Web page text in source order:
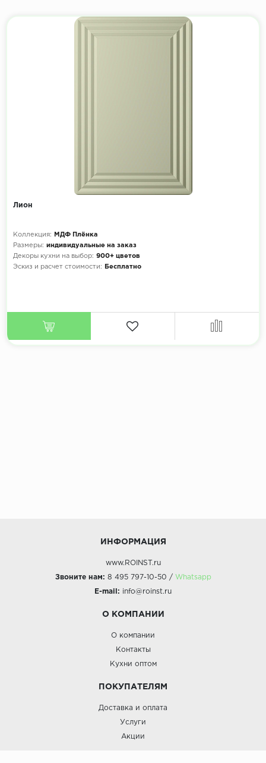
Лион
Коллекция:
МДФ Плёнка
Размеры: индивидуальные на заказ
Декоры кухни на выбор: 900+ цветов
Эскиз и расчет стоимости:
Бесплатно
ИНФОРМАЦИЯ
www.ROINST.ru
Звоните нам: 8 495 797-10-50 / Whatsapp
E-mail: info@roinst.ru
О КОМПАНИИ
О компании
Контакты
Кухни оптом
ПОКУПАТЕЛЯМ
Доставка и оплата
Услуги
Акции